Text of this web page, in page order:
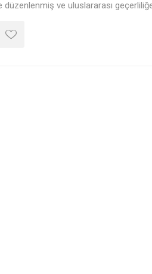
düzenlenmiş ve uluslararası
"Sertifika Talebi" kısmından
"Hayır" seçeneğini işaretleyiniz ve